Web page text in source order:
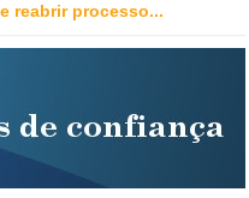
reabrir processo...